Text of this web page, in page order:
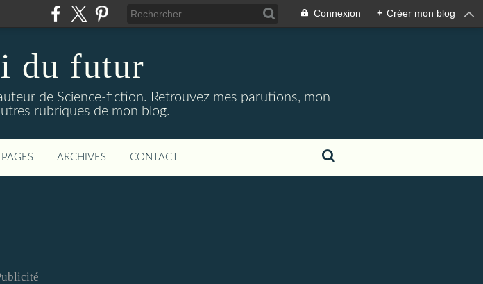
Connexion + Créer mon blog
du futur
de Science-fiction. Retrouvez mes parutions, mon
rubriques de mon blog.
PAGES ARCHIVES CONTACT